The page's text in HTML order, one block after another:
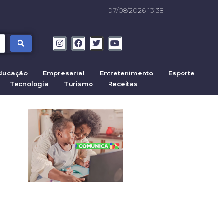
07/08/2026 13:38
Empresarial Entretenimento
Esporte
Tecnologia Turismo Receitas